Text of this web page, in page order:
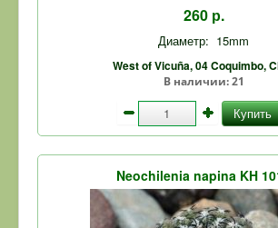
260 р.
Диаметр: 15mm
West of Vicuña, 04 Coquimbo,
В наличии:21
Купить
Neochilenia napina KH